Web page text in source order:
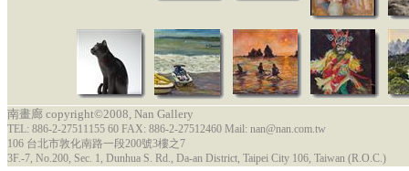
南畫廊 copyright©2008, Nan Gallery
TEL: 886-2-27511155 60 FAX: 886-2-27512460 Mail: nan@nan.com.tw
106 台北市敦化南路一段200號3樓之7
3F.-7, No.200, Sec. 1, Dunhua S. Rd., Da-an District, Taipei City 106, Taiwan (R.O.C.)